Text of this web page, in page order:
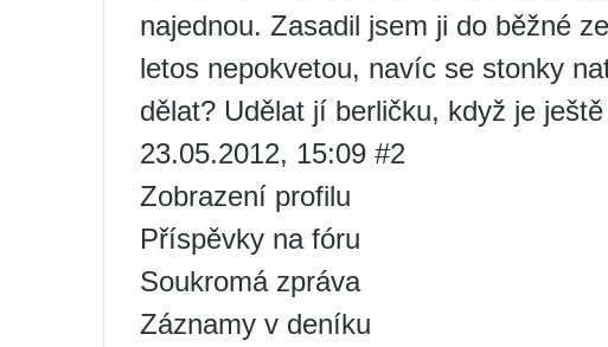
najednou. Zasadil jsem ji do běžné
letos nepokvetou, navíc se stonky
dělat? Udělat jí berličku, když je
23.05.2012, 15:09 #2
Zobrazení profilu
Příspěvky na fóru
Soukromá zpráva
Záznamy v deníku